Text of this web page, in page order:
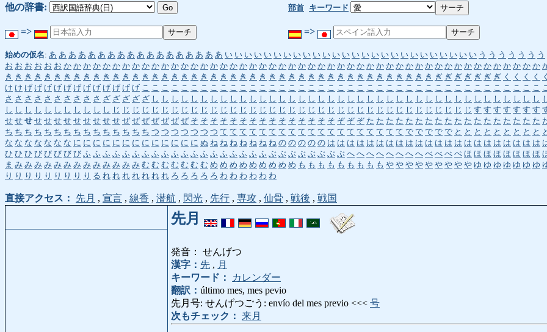
他の辞書: 部首 キーワード
=> =>
始めの仮名: あ あ あ あ あ あ あ あ あ あ あ あ あ あ あ あ あ あ い い い い い い い い い い い い い い い い い い い い い い い い い い う う う う う う う
お お お お お お か か か か か か か か か か か か か か か か か か か か か か か か か か か か か か か か か か か か か か か か か か か か か か か か か
き き き き き き き き き き き き き き き き き き き き き き き き き き き き き き き き き き き き き き き き き き き き ぎ ぎ ぎ ぎ ぎ ぎ ぎ く く く く
け け げ げ げ げ げ げ げ げ げ げ げ げ こ こ こ こ こ こ こ こ こ こ こ こ こ こ こ こ こ こ こ こ こ こ こ こ こ こ こ こ こ こ こ こ こ こ こ こ こ こ こ こ こ
さ さ さ さ さ さ さ さ さ さ ざ ざ ざ ざ ざ し し し し し し し し し し し し し し し し し し し し し し し し し し し し し し し し し し し し し し し し
し し し し し し し し し し し じ じ じ じ じ じ じ じ じ じ じ じ じ じ じ じ じ じ じ じ じ じ じ じ じ じ じ じ じ じ じ じ じ じ じ じ じ す す す す す す す
せ せ せ せ せ せ せ せ せ せ せ せ ぜ ぜ ぜ ぜ ぜ ぜ ぜ そ そ そ そ そ そ そ そ そ そ そ そ そ そ そ ぞ ぞ ぞ た た た た た た た た た た た た た た た た た た
ち ち ち ち ち ち ち ち ち ち ち ち ち ち ち つ つ つ つ つ つ つ て て て て て て て て て て て て て て て て て て て で で で で で と と と と と と と と と
な な な な な な な に に に に に に に に に に に に に ぬ ね ね ね ね ね ね ね の の の の の は は は は は は は は は は は は は は は は は は は は は は
ひ ひ ひ び び び び び ふ ふ ふ ふ ふ ふ ふ ふ ふ ふ ふ ふ ふ ふ ふ ふ ふ ふ ふ ぶ ぶ ぶ ぶ ぶ ぶ ぶ ぶ へ へ へ へ へ へ へ へ べ べ べ ぺ ほ ほ ほ ほ ほ ほ ほ ほ
ま み み み み み み み み み み み み み む む む む む む む め め め め め め め め め も も も も も も も も も や や や や や や や や や ゆ ゆ ゆ ゆ ゆ ゆ ゆ
り り り り り り り り り る れ れ れ れ れ れ れ ろ ろ ろ ろ ろ わ わ わ わ わ わ
直接アクセス： 先月 , 宣言 , 線香 , 潜航 , 閃光 , 先行 , 専攻 , 仙骨 , 戦後 , 戦国
先月
発音： せんげつ
漢字： 先 , 月
キーワード：
カレンダー
翻訳： último mes, mes pevio
先月号: せんげつごう: envío del mes previo <<< 号
次もチェック： 来月